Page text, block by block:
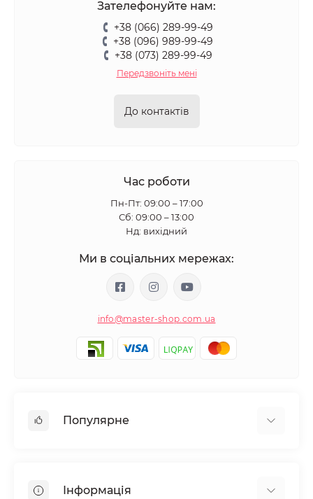
Зателефонуйте нам:
+38 (066) 289-99-49
+38 (096) 989-99-49
+38 (073) 289-99-49
Передзвоніть мені
До контактів
Час роботи
Пн-Пт: 09:00 – 17:00
Сб: 09:00 – 13:00
Нд: вихідний
Ми в соціальних мережах:
info@master-shop.com.ua
Популярне
Інформація